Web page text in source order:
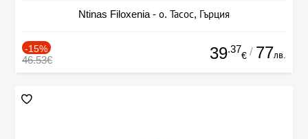
Ntinas Filoxenia - о. Тасос, Гърция
-15%
46.53€ 39.37
€ / 77лв.